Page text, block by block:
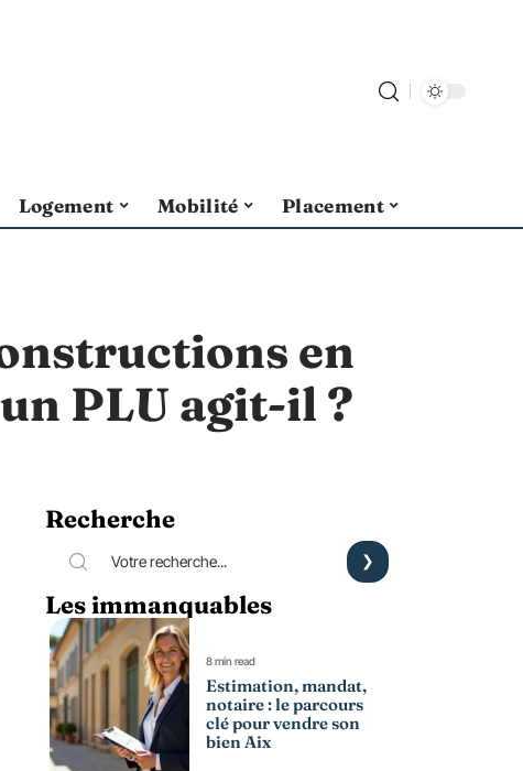
Logement Mobilité Placement
en
PLU agit-il ?
Recherche
Les immanquables
8 min read
Estimation, mandat,
notaire : le parcours
clé pour vendre son
bien Aix